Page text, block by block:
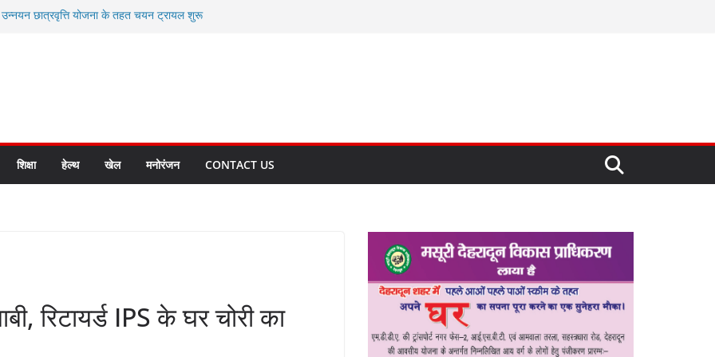
उन्नयन छात्रवृत्ति योजना के तहत चयन ट्रायल शुरू
के लिए अल्मोड़ा की गर्विता भाकुनी का
मित्र कैडेट्स का हुआ है चयन
सबसे बड़ी ताकत : मुख्यमंत्री पुष्कर सिंह धामी
बनाने के संकल्प को करना होगा साकार- मुख्यमंत्री
शिक्षा हेल्थ खेल मनोरंजन CONTACT US
रिटायर्ड IPS के घर चोरी का